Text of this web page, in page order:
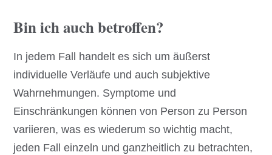
Bin ich auch betroffen?
In jedem Fall handelt es sich um äußerst
individuelle Verläufe und auch subjektive
Wahrnehmungen. Symptome und
Einschränkungen können von Person zu Person
variieren, was es wiederum so wichtig macht,
jeden Fall einzeln und ganzheitlich zu betrachten,